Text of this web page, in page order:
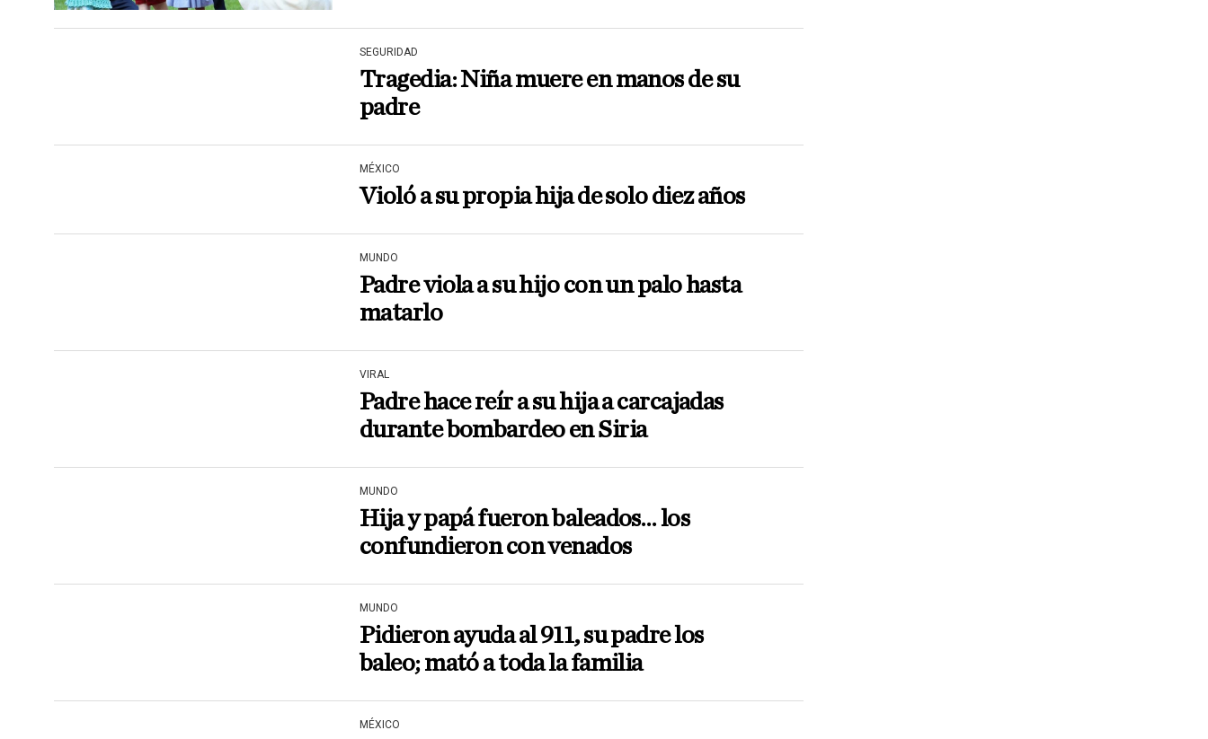
SEGURIDAD
Tragedia: Niña muere en manos de su
padre
MÉXICO
Violó a su propia hija de solo diez años
MUNDO
Padre viola a su hijo con un palo hasta
matarlo
VIRAL
Padre hace reír a su hija a carcajadas
durante bombardeo en Siria
MUNDO
Hija y papá fueron baleados… los
confundieron con venados
MUNDO
Pidieron ayuda al 911, su padre los
baleo; mató a toda la familia
MÉXICO